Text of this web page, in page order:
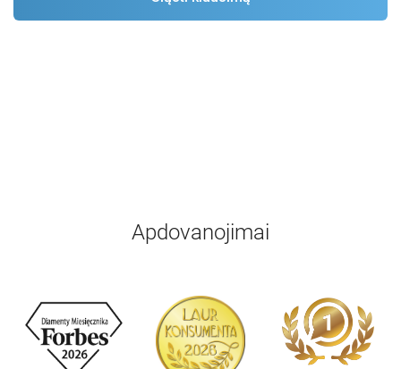
Apdovanojimai